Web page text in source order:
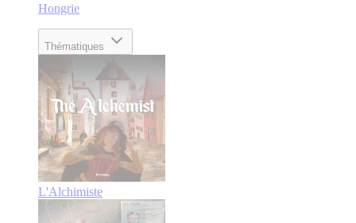
Hongrie
Thématiques
L'Alchimiste